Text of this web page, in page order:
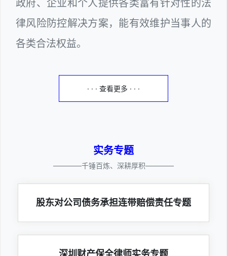
政府、企业和个人提供各类富有针对性的法
律风险防控解决方案，能有效维护当事人的
各类合法权益。
· · · 查看更多 · · ·
实务专题
————千锤百炼、深耕厚积————
股东对公司债务承担连带赔偿责任专题
深圳财产保全律师实务专题